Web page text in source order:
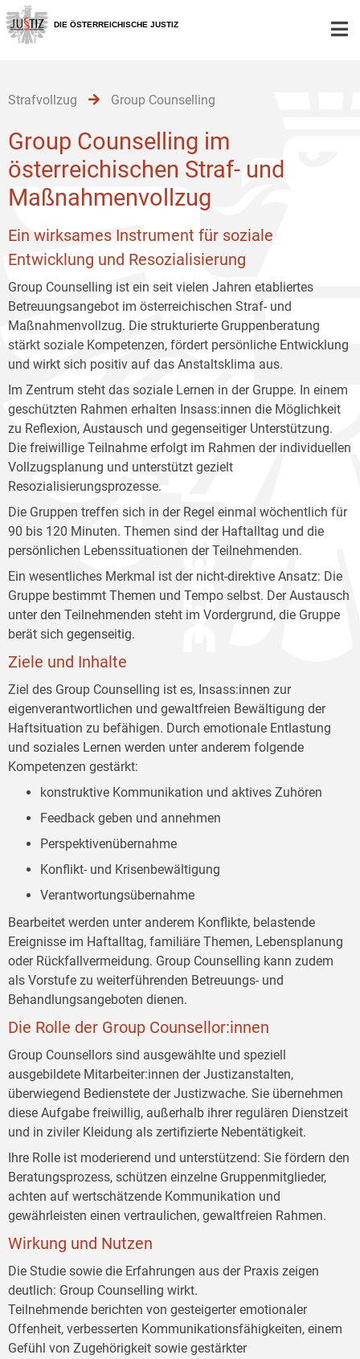
Zur
Hauptnavigation
[1]
Zum
Inhalt
[2]
Zum
Untermenü
[3]
DIE ÖSTERREICHISCHE JUSTIZ
Strafvollzug Group Counselling
Group Counselling im
österreichischen Straf- und
Maßnahmenvollzug
Ein wirksames Instrument für soziale
Entwicklung und Resozialisierung
Group Counselling ist ein seit vielen Jahren etabliertes
Betreuungsangebot im österreichischen Straf- und
Maßnahmenvollzug. Die strukturierte Gruppenberatung
stärkt soziale Kompetenzen, fördert persönliche Entwicklung
und wirkt sich positiv auf das Anstaltsklima aus.
Im Zentrum steht das soziale Lernen in der Gruppe. In einem
geschützten Rahmen erhalten Insass:innen die Möglichkeit
zu Reflexion, Austausch und gegenseitiger Unterstützung.
Die freiwillige Teilnahme erfolgt im Rahmen der individuellen
Vollzugsplanung und unterstützt gezielt
Resozialisierungsprozesse.
Die Gruppen treffen sich in der Regel einmal wöchentlich für
90 bis 120 Minuten. Themen sind der Haftalltag und die
persönlichen Lebenssituationen der Teilnehmenden.
Ein wesentliches Merkmal ist der nicht-direktive Ansatz: Die
Gruppe bestimmt Themen und Tempo selbst. Der Austausch
unter den Teilnehmenden steht im Vordergrund, die Gruppe
berät sich gegenseitig.
Ziele und Inhalte
Ziel des Group Counselling ist es, Insass:innen zur
eigenverantwortlichen und gewaltfreien Bewältigung der
Haftsituation zu befähigen. Durch emotionale Entlastung
und soziales Lernen werden unter anderem folgende
Kompetenzen gestärkt:
konstruktive Kommunikation und aktives Zuhören
Feedback geben und annehmen
Perspektivenübernahme
Konflikt- und Krisenbewältigung
Verantwortungsübernahme
Bearbeitet werden unter anderem Konflikte, belastende
Ereignisse im Haftalltag, familiäre Themen, Lebensplanung
oder Rückfallvermeidung. Group Counselling kann zudem
als Vorstufe zu weiterführenden Betreuungs- und
Behandlungsangeboten dienen.
Die Rolle der Group Counsellor:innen
Group Counsellors sind ausgewählte und speziell
ausgebildete Mitarbeiter:innen der Justizanstalten,
überwiegend Bedienstete der Justizwache. Sie übernehmen
diese Aufgabe freiwillig, außerhalb ihrer regulären Dienstzeit
und in ziviler Kleidung als zertifizierte Nebentätigkeit.
Ihre Rolle ist moderierend und unterstützend: Sie fördern den
Beratungsprozess, schützen einzelne Gruppenmitglieder,
achten auf wertschätzende Kommunikation und
gewährleisten einen vertraulichen, gewaltfreien Rahmen.
Wirkung und Nutzen
Die Studie sowie die Erfahrungen aus der Praxis zeigen
deutlich: Group Counselling wirkt.
Teilnehmende berichten von gesteigerter emotionaler
Offenheit, verbesserten Kommunikationsfähigkeiten, einem
Gefühl von Zugehörigkeit sowie gestärkter